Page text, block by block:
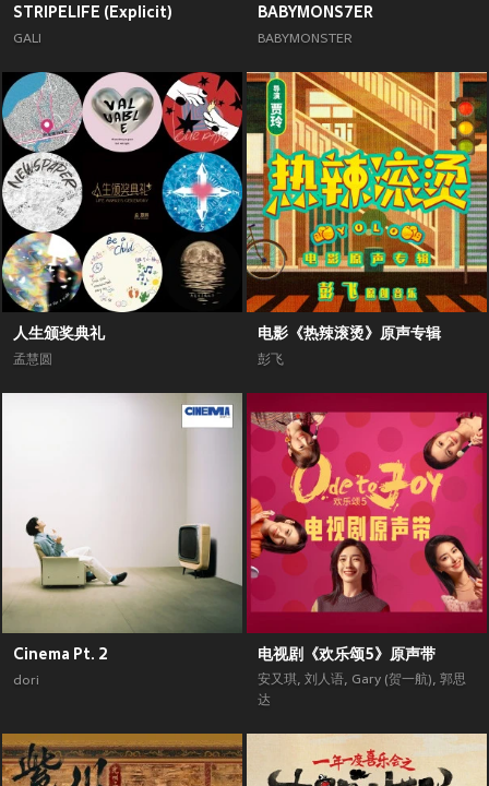
STRIPELIFE (Explicit)
GALI
BABYMONS7ER
BABYMONSTER
人生颁奖典礼
孟慧圆
电影《热辣滚烫》原声专辑
彭飞
Cinema Pt. 2
dori
电视剧《欢乐颂5》原声带
安又琪, 刘人语, Gary (贺一航), 郭思
达